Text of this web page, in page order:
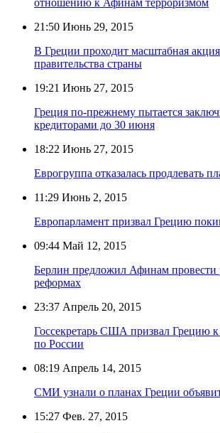
21:50 Июнь 29, 2015
В Греции проходит масштабная
правительства страны
19:21 Июнь 27, 2015
Греция по-прежнему пытается
кредиторами до 30 июня
18:22 Июнь 27, 2015
Еврогруппа отказалась продлевать
11:29 Июнь 2, 2015
Европарламент призвал Грецию
09:44 Май 12, 2015
Берлин предложил Афинам провести
реформах
23:37 Апрель 20, 2015
Госсекретарь США призвал Грецию
по России
08:19 Апрель 14, 2015
СМИ узнали о планах Греции
15:27 Фев. 27, 2015